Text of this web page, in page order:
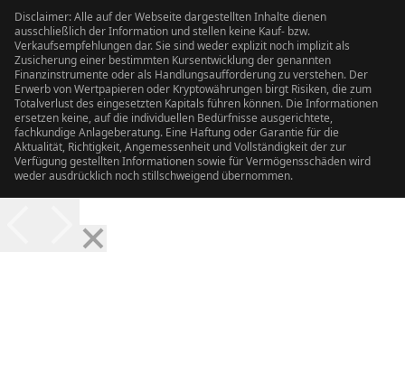
Disclaimer: Alle auf der Webseite dargestellten Inhalte dienen
ausschließlich der Information und stellen keine Kauf- bzw.
Verkaufsempfehlungen dar. Sie sind weder explizit noch implizit als
Zusicherung einer bestimmten Kursentwicklung der genannten
Finanzinstrumente oder als Handlungsaufforderung zu verstehen. Der
Erwerb von Wertpapieren oder Kryptowährungen birgt Risiken, die zum
Totalverlust des eingesetzten Kapitals führen können. Die Informationen
ersetzen keine, auf die individuellen Bedürfnisse ausgerichtete,
fachkundige Anlageberatung. Eine Haftung oder Garantie für die
Aktualität, Richtigkeit, Angemessenheit und Vollständigkeit der zur
Verfügung gestellten Informationen sowie für Vermögensschäden wird
weder ausdrücklich noch stillschweigend übernommen.